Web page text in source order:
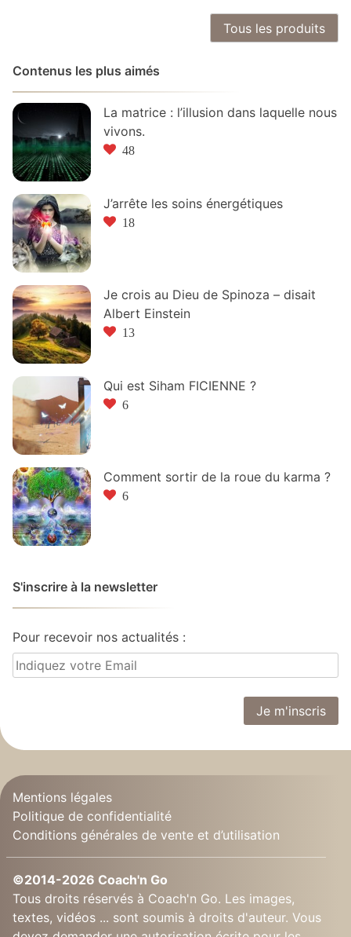
Tous les produits
Contenus les plus aimés
La matrice : l’illusion dans laquelle nous
vivons.
48
J’arrête les soins énergétiques
18
Je crois au Dieu de Spinoza – disait
Albert Einstein
13
Qui est Siham FICIENNE ?
6
Comment sortir de la roue du karma ?
6
S'inscrire à la newsletter
Pour recevoir nos actualités :
Mentions légales
Politique de confidentialité
Conditions générales de vente et d’utilisation
©2014-2026 Coach'n Go
Tous droits réservés à Coach'n Go. Les images,
textes, vidéos ... sont soumis à droits d'auteur. Vous